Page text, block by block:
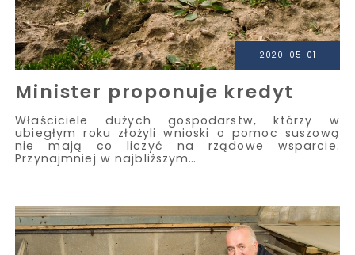
2020-05-01
Minister proponuje kredyt
Właściciele dużych gospodarstw, którzy w
ubiegłym roku złożyli wnioski o pomoc suszową
nie mają co liczyć na rządowe wsparcie.
Przynajmniej w najbliższym…